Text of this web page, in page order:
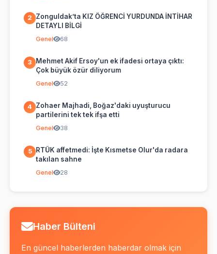
2
Zonguldak’ta KIZ ÖĞRENCİ YURDUNDA İNTİHAR
DETAYLI BİLGİ
Genel 68
3
Mehmet Akif Ersoy'un ek ifadesi ortaya çıktı:
Çok büyük özür diliyorum
Genel 52
4
Zohaer Majhadi, Boğaz'daki uyuşturucu
partilerini tek tek ifşa etti
Genel 38
5
RTÜK affetmedi: İşte Kısmetse Olur'da radara
takılan sahne
Genel 28
Haber Bülteni
En güncel haberlerden haberdar olmak için